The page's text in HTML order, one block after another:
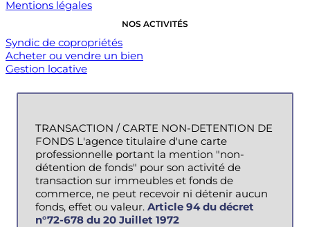
Mentions légales
NOS ACTIVITÉS
Syndic de copropriétés
Acheter ou vendre un bien
Gestion locative
TRANSACTION / CARTE NON-DETENTION DE
FONDS L'agence titulaire d'une carte
professionnelle portant la mention "non-
détention de fonds" pour son activité de
transaction sur immeubles et fonds de
commerce, ne peut recevoir ni détenir aucun
fonds, effet ou valeur. Article 94 du décret
n°72-678 du 20 Juillet 1972